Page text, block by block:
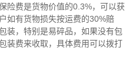
险费是货物价值的0.3%，可以获
如有货物损失按运费的30%赔
装，特别是易碎品，如果没有包
装费来收取，具体费用可以拨打